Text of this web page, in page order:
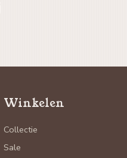
Winkelen
Collectie
Sale